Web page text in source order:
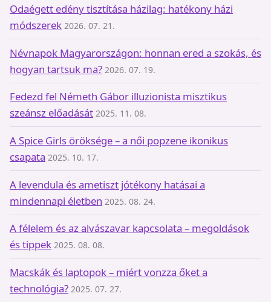
Odaégett edény tisztítása házilag: hatékony házi
módszerek 2026. 07. 21.
Névnapok Magyarországon: honnan ered a szokás, és
hogyan tartsuk ma? 2026. 07. 19.
Fedezd fel Németh Gábor illuzionista misztikus
szeánsz előadását 2025. 11. 08.
A Spice Girls öröksége – a női popzene ikonikus
csapata 2025. 10. 17.
A levendula és ametiszt jótékony hatásai a
mindennapi életben 2025. 08. 24.
A félelem és az alvászavar kapcsolata – megoldások
és tippek 2025. 08. 08.
Macskák és laptopok – miért vonzza őket a
technológia? 2025. 07. 27.